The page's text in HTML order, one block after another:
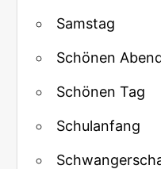
Samstag
Schönen
Schönen Tag
Schulanfang